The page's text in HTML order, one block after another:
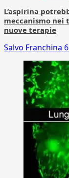
L’aspirina
meccanismo nei
nuove terapie
Salvo Franchina